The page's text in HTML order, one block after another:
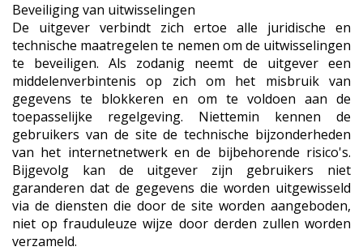
Beveiliging van uitwisselingen
De uitgever verbindt zich ertoe alle juridische en
technische maatregelen te nemen om de uitwisselingen
te beveiligen. Als zodanig neemt de uitgever een
middelenverbintenis op zich om het misbruik van
gegevens te blokkeren en om te voldoen aan de
toepasselijke regelgeving. Niettemin kennen de
gebruikers van de site de technische bijzonderheden
van het internetnetwerk en de bijbehorende risico's.
Bijgevolg kan de uitgever zijn gebruikers niet
garanderen dat de gegevens die worden uitgewisseld
via de diensten die door de site worden aangeboden,
niet op frauduleuze wijze door derden zullen worden
verzameld.